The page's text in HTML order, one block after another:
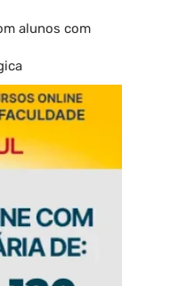
alunos com